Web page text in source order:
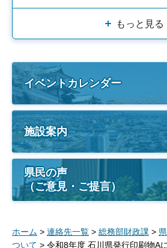
もっと見る
イベントカレンダー
施設案内
県民の声
（ご意見・ご提言）
ホーム > 連絡先一覧 > 総務部財政課 >
ついて > 令和8年度 石川県発行印刷物A